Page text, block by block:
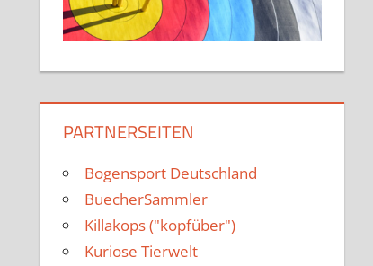
PARTNERSEITEN
Bogensport Deutschland
BuecherSammler
Killakops ("kopfüber")
Kuriose Tierwelt